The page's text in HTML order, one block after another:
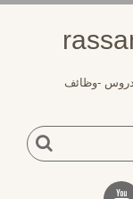
-وظائف